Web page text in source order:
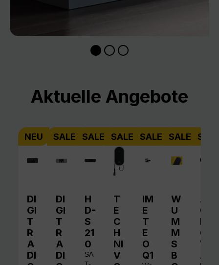
Produktgalerie überspringen
Aktuelle Angebote
NEU
DI
GI
T
R
A
DI
SALE
DI
GI
T
R
A
DI
SALE
H
D-
S
21
0
SA
SALE
T
E
C
H
NI
V
SALE
IM
E
T
E
O
Q1
SALE
W
U
M
M
S
B
A
QI
N
O
V
A